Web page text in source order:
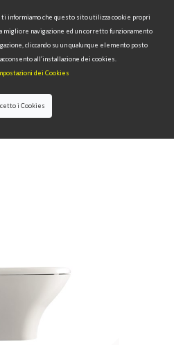
Area Riservata
>> AQUATECH
informiamo che questo sito utilizza cookie propri
navigazione ed un corretto funzionamento
cliccando su un qualunque elemento posto
all’installazione dei cookies.
dei Cookies
i Cookies